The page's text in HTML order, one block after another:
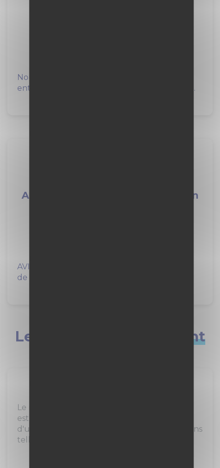
Nous sommes… Auchan Retail France, une
entreprise de distribution de plus de 50 000...
Alternance - Chargé(e) de mission
AVISO est la société chargée de l'exploitation
de l'archipel, le siège social du groupe...
Les métiers qui recrutent
Le métier d'assistant administratif / secrétaire
est essentiel dans le bon fonctionnement
d'une entreprise. Il/elle assure diverses missions
telles que la gestion des...